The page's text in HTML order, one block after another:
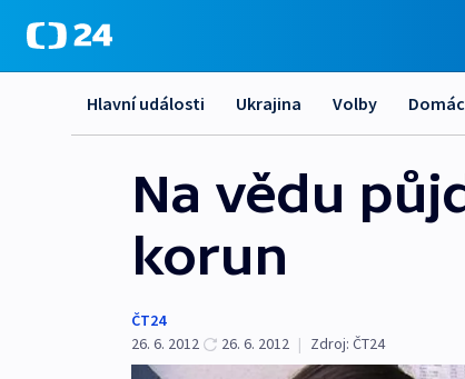
Hlavní události Ukrajina Volby
Na vědu
korun
ČT24
26. 6. 2012
26. 6. 2012 | Zdroj: ČT24